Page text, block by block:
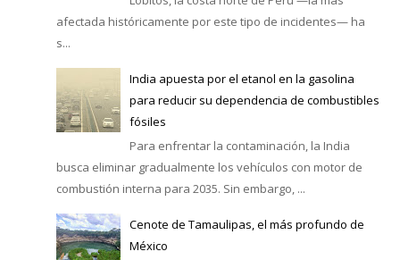
afectada históricamente por este tipo de incidentes— ha
s...
India apuesta por el etanol en la gasolina
para reducir su dependencia de combustibles
fósiles
Para enfrentar la contaminación, la India
busca eliminar gradualmente los vehículos con motor de
combustión interna para 2035. Sin embargo, ...
Cenote de Tamaulipas, el más profundo de
México